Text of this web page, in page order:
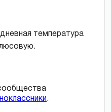
температура
.